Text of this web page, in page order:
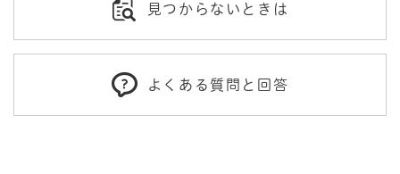
見つからないときは
よくある質問と回答